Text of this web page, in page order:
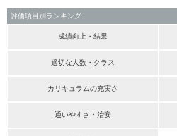
評価項目別ランキング
成績向上・結果
適切な人数・クラス
カリキュラムの充実さ
通いやすさ・治安